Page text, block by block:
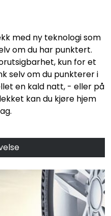
med ny teknologi som
om du har punktert.
kun for et
selv om du punkterer i
en kald natt, - eller på
kan du kjøre hjem